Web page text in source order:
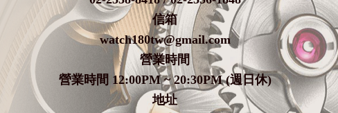
信箱
watch180tw@gmail.com
營業時間
營業時間 12:00PM ~ 20:30PM (週日休)
地址